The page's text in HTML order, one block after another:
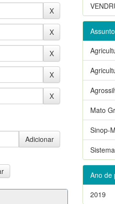
Assunto
Mato
Sinop-
Ano de
2019